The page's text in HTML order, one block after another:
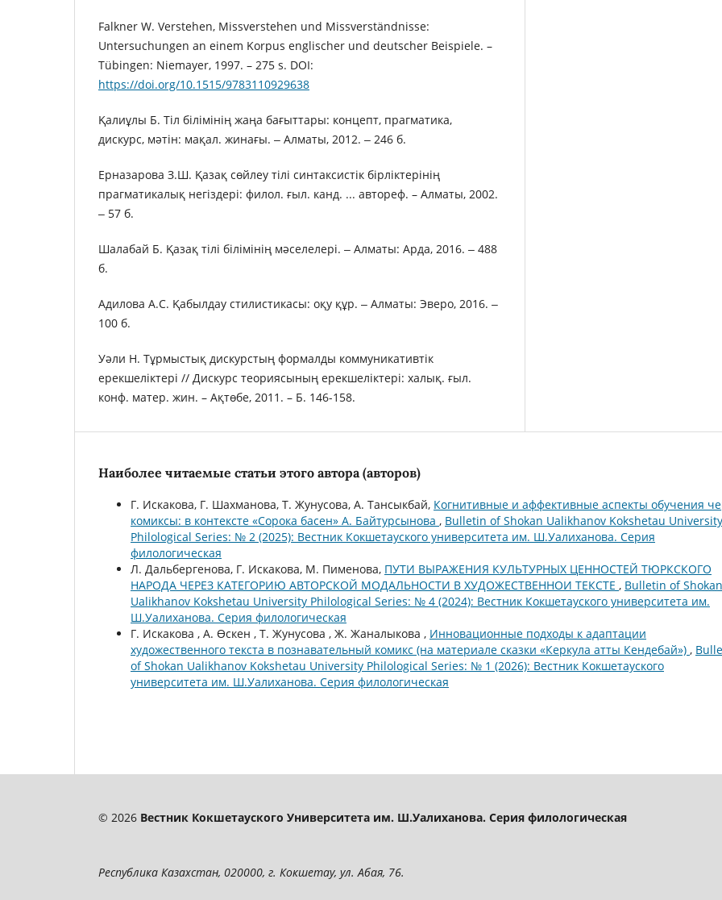
Falkner W. Verstehen, Missverstehen und Missverständnisse:
Untersuchungen an einem Korpus englischer und deutscher Beispiele. –
Tübingen: Niemayer, 1997. – 275 s. DOI:
https://doi.org/10.1515/9783110929638
Қалиұлы Б. Тіл білімінің жаңа бағыттары: концепт, прагматика,
дискурс, мәтін: мақал. жинағы. ‒ Алматы, 2012. ‒ 246 б.
Ерназарова З.Ш. Қазақ сөйлеу тілі синтаксистік бірліктерінің
прагматикалық негіздері: филол. ғыл. канд. ... автореф. – Алматы, 2002.
‒ 57 б.
Шалабай Б. Қазақ тілі білімінің мәселелері. ‒ Алматы: Арда, 2016. ‒ 488
б.
Адилова А.С. Қабылдау стилистикасы: оқу құр. ‒ Алматы: Эверо, 2016. ‒
100 б.
Уәли Н. Тұрмыстық дискурстың формалды коммуникативтік
ерекшеліктері // Дискурс теориясының ерекшеліктері: халық. ғыл.
конф. матер. жин. – Ақтөбе, 2011. – Б. 146-158.
Наиболее читаемые статьи этого автора (авторов)
Г. Искакова, Г. Шахманова, Т. Жунусова, А. Тансыкбай, Когнитивные и аффективные аспекты обучения
комиксы: в контексте «Сорока басен» А. Байтурсынова , Bulletin of Shokan Ualikhanov Kokshetau University
Philological Series: № 2 (2025): Вестник Кокшетауского университета им. Ш.Уалиханова. Серия
филологическая
Л. Дальбергенова, Г. Искакова, М. Пименова, ПУТИ ВЫРАЖЕНИЯ КУЛЬТУРНЫХ ЦЕННОСТЕЙ ТЮРКСКОГО
НАРОДА ЧЕРЕЗ КАТЕГОРИЮ АВТОРСКОЙ МОДАЛЬНОСТИ В ХУДОЖЕСТВЕННОИ ТЕКСТЕ , Bulletin of Shokan
Ualikhanov Kokshetau University Philological Series: № 4 (2024): Вестник Кокшетауского университета им.
Ш.Уалиханова. Серия филологическая
Г. Искакова , А. Өскен , Т. Жунусова , Ж. Жаналыкова , Инновационные подходы к адаптации
художественного текста в познавательный комикс (на материале сказки «Керкула атты Кендебай») ,
of Shokan Ualikhanov Kokshetau University Philological Series: № 1 (2026): Вестник Кокшетауского
университета им. Ш.Уалиханова. Серия филологическая
© 2026 Вестник Кокшетауского Университета им. Ш.Уалиханова. Серия филологическая
Республика Казахстан, 020000, г. Кокшетау, ул. Абая, 76.